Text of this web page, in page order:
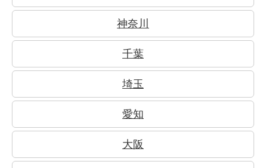
神奈川
千葉
埼玉
愛知
大阪